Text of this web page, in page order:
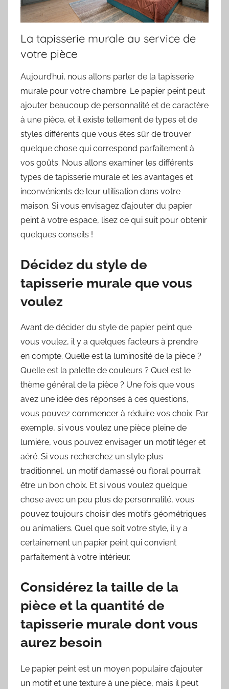
La tapisserie murale au service de
votre pièce
Aujourd’hui, nous allons parler de la tapisserie
murale pour votre chambre. Le papier peint peut
ajouter beaucoup de personnalité et de caractère
à une pièce, et il existe tellement de types et de
styles différents que vous êtes sûr de trouver
quelque chose qui correspond parfaitement à
vos goûts. Nous allons examiner les différents
types de tapisserie murale et les avantages et
inconvénients de leur utilisation dans votre
maison. Si vous envisagez d’ajouter du papier
peint à votre espace, lisez ce qui suit pour obtenir
quelques conseils !
Décidez du style de
tapisserie murale que vous
voulez
Avant de décider du style de papier peint que
vous voulez, il y a quelques facteurs à prendre
en compte. Quelle est la luminosité de la pièce ?
Quelle est la palette de couleurs ? Quel est le
thème général de la pièce ? Une fois que vous
avez une idée des réponses à ces questions,
vous pouvez commencer à réduire vos choix. Par
exemple, si vous voulez une pièce pleine de
lumière, vous pouvez envisager un motif léger et
aéré. Si vous recherchez un style plus
traditionnel, un motif damassé ou floral pourrait
être un bon choix. Et si vous voulez quelque
chose avec un peu plus de personnalité, vous
pouvez toujours choisir des motifs géométriques
ou animaliers. Quel que soit votre style, il y a
certainement un papier peint qui convient
parfaitement à votre intérieur.
Considérez la taille de la
pièce et la quantité de
tapisserie murale dont vous
aurez besoin
Le papier peint est un moyen populaire d’ajouter
un motif et une texture à une pièce, mais il peut